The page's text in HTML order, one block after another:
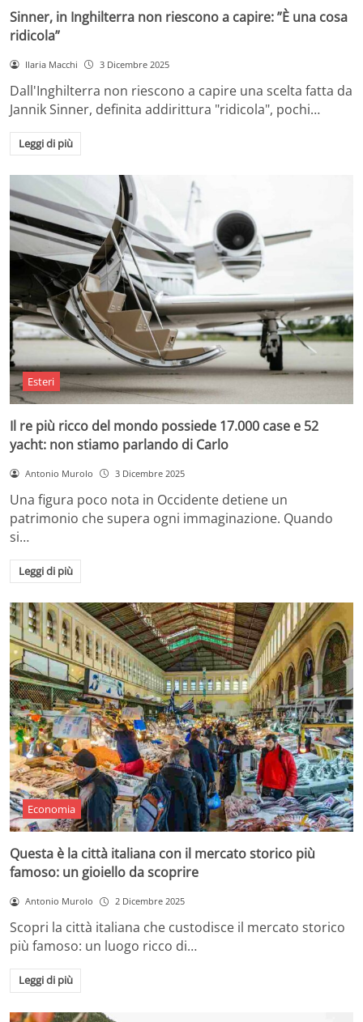
Sinner, in Inghilterra non riescono a capire: ”È una cosa
ridicola”
Ilaria Macchi 3 Dicembre 2025
Dall'Inghilterra non riescono a capire una scelta fatta da
Jannik Sinner, definita addirittura "ridicola", pochi…
Leggi di più
Esteri
Il re più ricco del mondo possiede 17.000 case e 52
yacht: non stiamo parlando di Carlo
Antonio Murolo 3 Dicembre 2025
Una figura poco nota in Occidente detiene un
patrimonio che supera ogni immaginazione. Quando
si…
Leggi di più
Economia
Questa è la città italiana con il mercato storico più
famoso: un gioiello da scoprire
Antonio Murolo 2 Dicembre 2025
Scopri la città italiana che custodisce il mercato storico
più famoso: un luogo ricco di…
Leggi di più